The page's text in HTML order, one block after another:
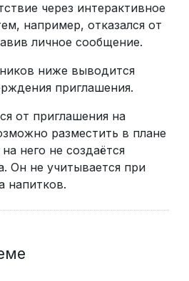
через интерактивное
например, отказался от
личное сообщение.
ниже выводится
приглашения.
от приглашения на
разместить в плане
него не создаётся
Он не учитывается при
напитков.